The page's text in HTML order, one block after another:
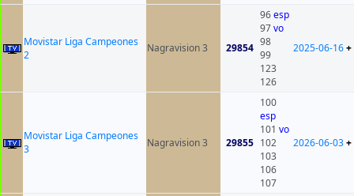
Movistar Liga Campeones
2
Nagravision 3 29854
96esp
97vo
98
99
123
126
2025-06-16+
Movistar Liga Campeones
3
Nagravision 3 29855
100
esp
101 vo
102
103
106
107
2026-06-03+